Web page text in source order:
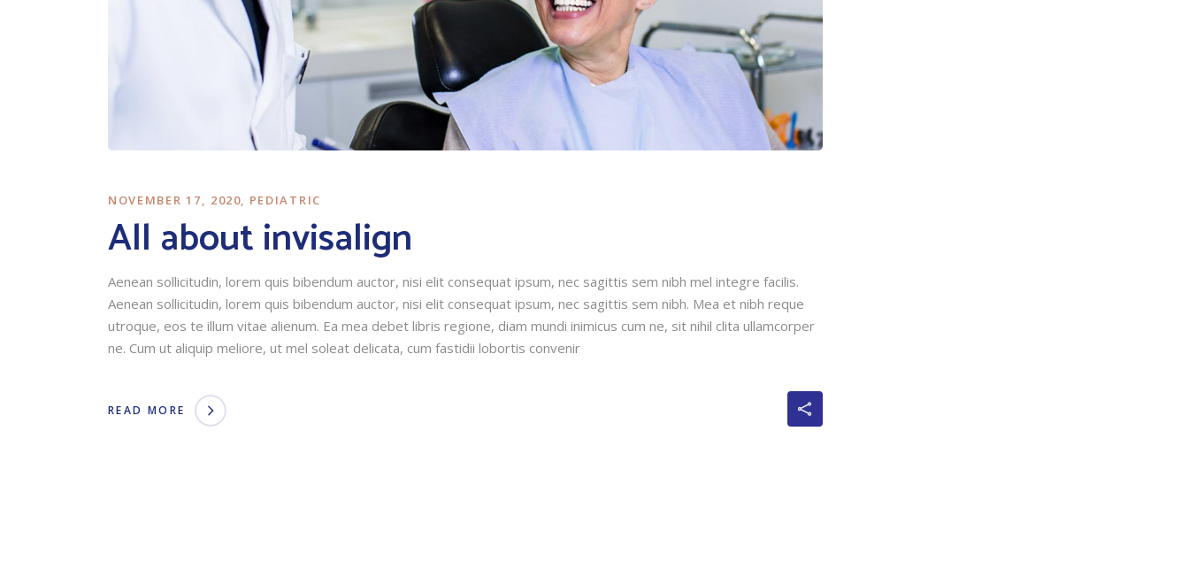
NOVEMBER 17, 2020 PEDIATRIC
All about invisalign
Aenean sollicitudin, lorem quis bibendum auctor, nisi elit consequat ipsum, nec sagittis sem nibh mel integre facilis.
Aenean sollicitudin, lorem quis bibendum auctor, nisi elit consequat ipsum, nec sagittis sem nibh. Mea et nibh reque
utroque, eos te illum vitae alienum. Ea mea debet libris regione, diam mundi inimicus cum ne, sit nihil clita ullamcorper
ne. Cum ut aliquip meliore, ut mel soleat delicata, cum fastidii lobortis convenir
READ MORE